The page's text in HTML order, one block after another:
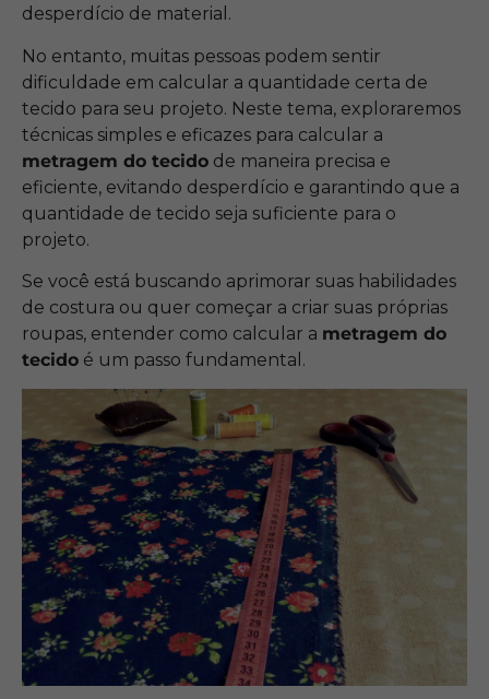
desperdício de material.
No entanto, muitas pessoas podem sentir
dificuldade em calcular a quantidade certa de
tecido para seu projeto. Neste tema, exploraremos
técnicas simples e eficazes para calcular a
metragem do tecido de maneira precisa e
eficiente, evitando desperdício e garantindo que a
quantidade de tecido seja suficiente para o
projeto.
Se você está buscando aprimorar suas habilidades
de costura ou quer começar a criar suas próprias
roupas, entender como calcular a metragem do
tecido é um passo fundamental.